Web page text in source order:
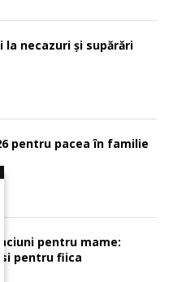
la necazuri și supărări
pentru pacea în familie
pentru mame:
pentru fiica